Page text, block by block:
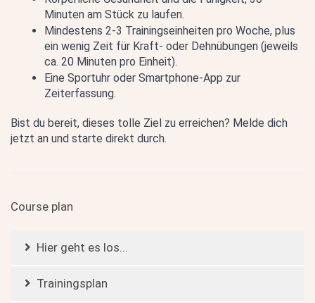
Minuten am Stück zu laufen.
Mindestens 2-3 Trainingseinheiten pro Woche, plus
ein wenig Zeit für Kraft- oder Dehnübungen (jeweils
ca. 20 Minuten pro Einheit).
Eine Sportuhr oder Smartphone-App zur
Zeiterfassung.
Bist du bereit, dieses tolle Ziel zu erreichen? Melde dich
jetzt an und starte direkt durch.
Course plan
Hier geht es los...
Trainingsplan